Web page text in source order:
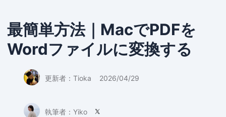
最簡単方法｜MacでPDFを
Wordファイルに変換する
更新者： Tioka 2026/04/29
執筆者： Yiko 